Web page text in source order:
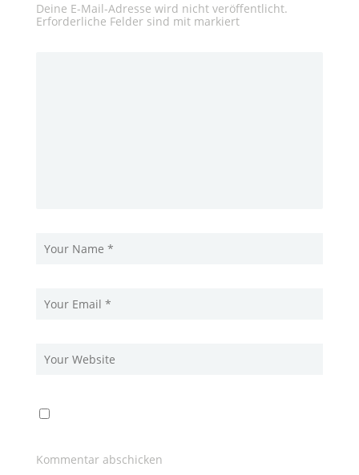
Deine E-Mail-Adresse wird nicht veröffentlicht.
Erforderliche Felder sind mit markiert